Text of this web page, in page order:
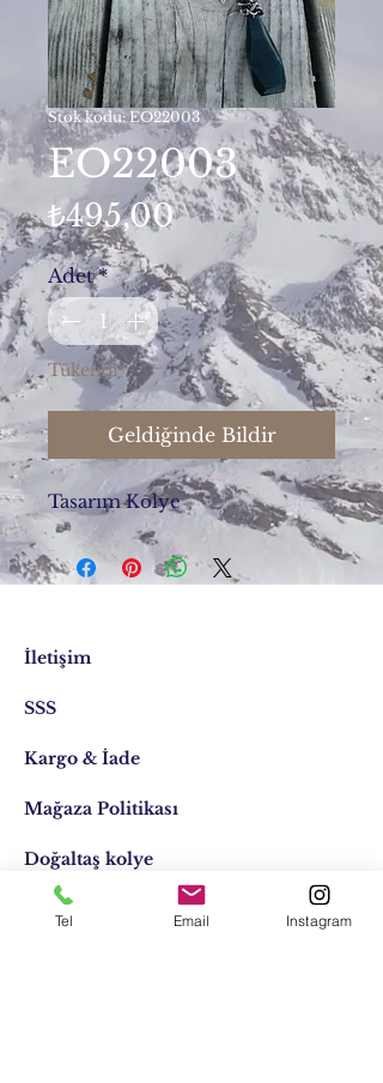
Stok kodu: EO22003
EO22003
₺495,00Fiyat
Adet *
Tükendi
Geldiğinde Bildir
Tasarım Kolye
İletişim
SSS
Kargo & İade
Mağaza Politikası
Doğaltaş kolye
Doğaltaş kişiye özel
Tel Email Instagram